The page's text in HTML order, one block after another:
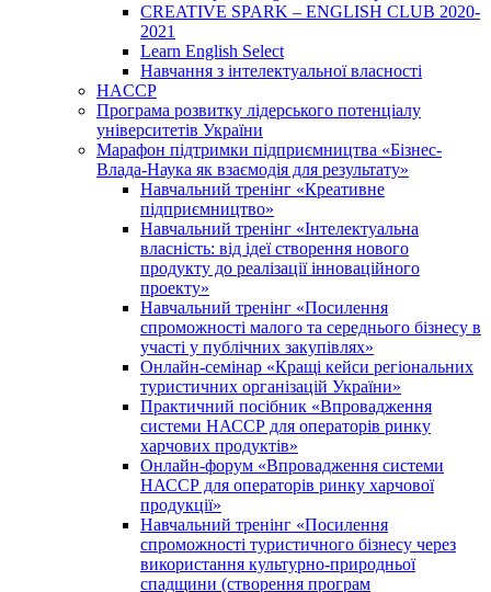
CREATIVE SPARK – ENGLISH CLUB 2020-
2021
Learn English Select
Навчання з інтелектуальної власності
HACCP
Програма розвитку лідерського потенціалу
університетів України
Марафон підтримки підприємництва «Бізнес-
Влада-Наука як взаємодія для результату»
Навчальний тренінг «Креативне
підприємництво»
Навчальний тренінг «Інтелектуальна
власність: від ідеї створення нового
продукту до реалізації інноваційного
проекту»
Навчальний тренінг «Посилення
спроможності малого та середнього бізнесу в
участі у публічних закупівлях»
Онлайн-семінар «Кращі кейси регіональних
туристичних організацій України»
Практичний посібник «Впровадження
системи НАССР для операторів ринку
харчових продуктів»
Онлайн-форум «Впровадження системи
НАССР для операторів ринку харчової
продукції»
Навчальний тренінг «Посилення
спроможності туристичного бізнесу через
використання культурно-природньої
спадщини (створення програм